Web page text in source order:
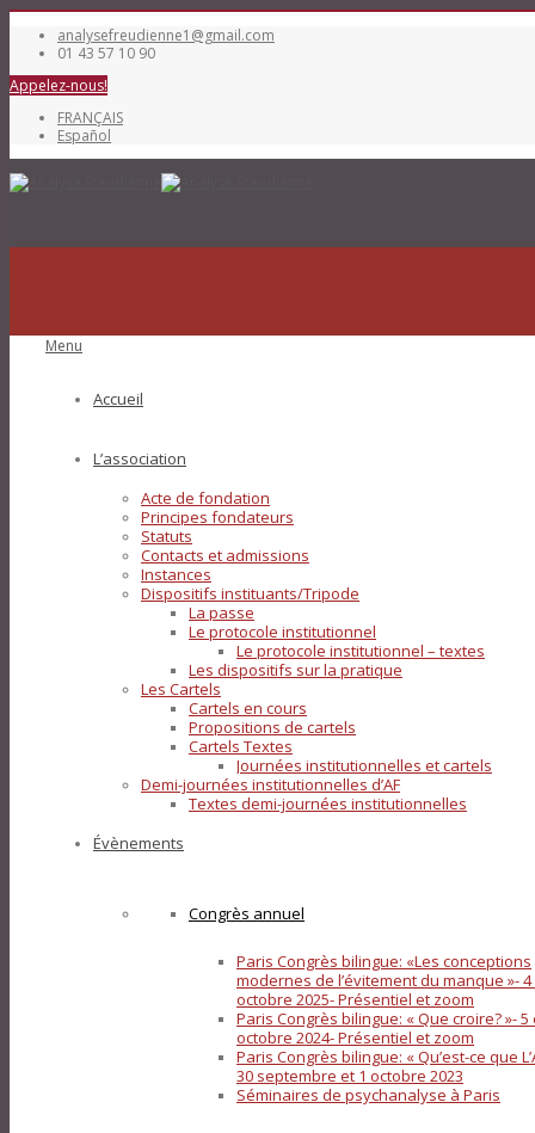
analysefreudienne1@gmail.com
01 43 57 10 90
Appelez-nous!
FRANÇAIS
Español
Menu
Accueil
L’association
Acte de fondation
Principes fondateurs
Statuts
Contacts et admissions
Instances
Dispositifs instituants/Tripode
La passe
Le protocole institutionnel
Le protocole institutionnel – textes
Les dispositifs sur la pratique
Les Cartels
Cartels en cours
Propositions de cartels
Cartels Textes
Journées institutionnelles et cartels
Demi-journées institutionnelles d’AF
Textes demi-journées institutionnelles
Évènements
Congrès annuel
Paris Congrès bilingue: «Les conceptions
modernes de l’évitement du manque »- 4
octobre 2025- Présentiel et zoom
Paris Congrès bilingue: « Que croire? »- 5
octobre 2024- Présentiel et zoom
Paris Congrès bilingue: « Qu’est-ce que
30 septembre et 1 octobre 2023
Séminaires de psychanalyse à Paris